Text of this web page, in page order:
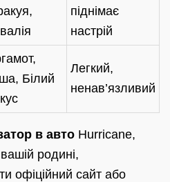
піднімає
настрій
Білий
Легкий,
ненав’язливий
в авто Hurricane,
родині,
офіційний сайт або